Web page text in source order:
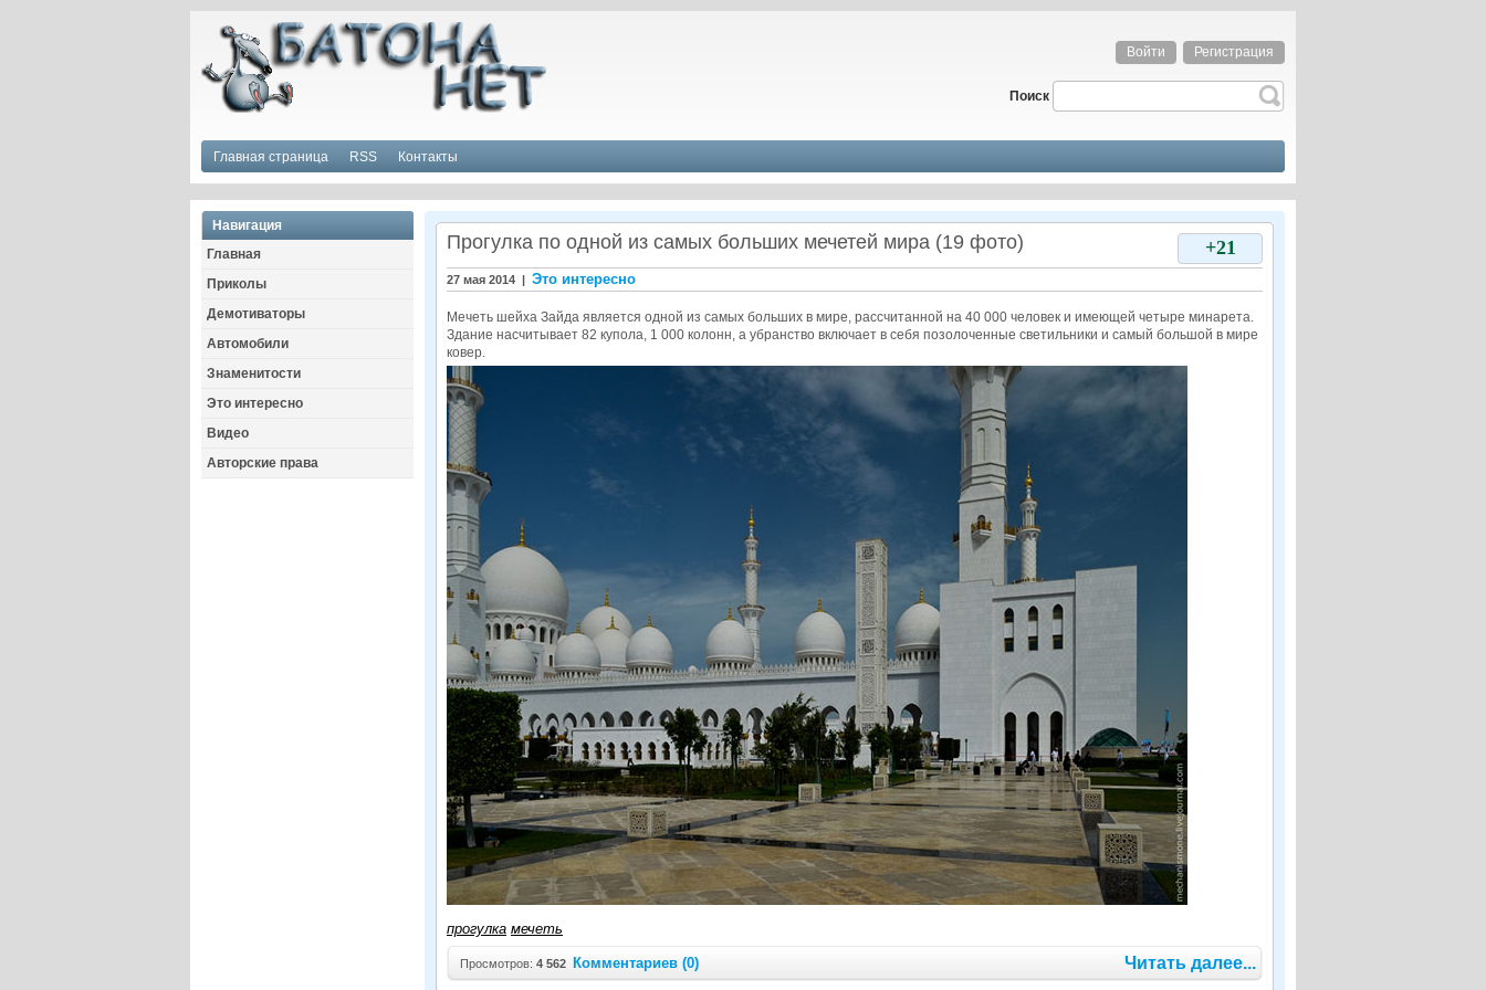
Войти Регистрация
Поиск
Главная страница RSS Контакты
Навигация
Главная
Приколы
Демотиваторы
Автомобили
Знаменитости
Это интересно
Видео
Авторские права
+21
Прогулка по одной из самых больших мечетей мира (19 фото)
27 мая 2014 | Это интересно
Мечеть шейха Зайда является одной из самых больших в мире, рассчитанной на 40 000 человек и имеющей четыре минарета.
Здание насчитывает 82 купола, 1 000 колонн, a убранство включает в себя позолоченные светильники и самый большой в мире
ковер.
прогулка мечеть
Просмотров: 4 562 Комментариев (0) Читать далее...